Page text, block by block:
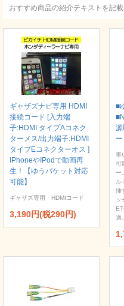
おすすめ商品の紹介テキストを記
ギャザズナビ専用 HDMI
接続コード [入力端
子:HDMI タイプAコネク
ターメス/出力端子:HDMI
タイプEコネクターオス ]
IPhoneやIPodで動画再
生！【ゆうパケット対応
可能】
ギャザズ専用 HDMIコード
3,190円(税290円)
■
車
可
ー
ル
挿
ッ
適